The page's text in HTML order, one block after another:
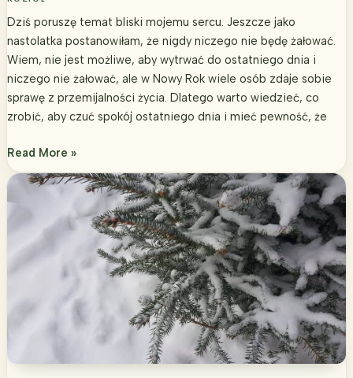
Dziś poruszę temat bliski mojemu sercu. Jeszcze jako
nastolatka postanowiłam, że nigdy niczego nie będę żałować.
Wiem, nie jest możliwe, aby wytrwać do ostatniego dnia i
niczego nie żałować, ale w Nowy Rok wiele osób zdaje sobie
sprawę z przemijalności życia. Dlatego warto wiedzieć, co
zrobić, aby czuć spokój ostatniego dnia i mieć pewność, że
5
rzeczy,
które
zrobić,
niczego
Read More »